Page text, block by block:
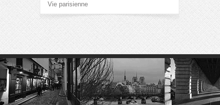
Vie parisienne